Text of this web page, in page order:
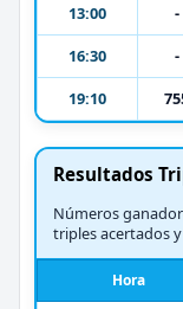
13:00 -
16:30
-
19:10
Resultados
Números
triples acertados
Hora